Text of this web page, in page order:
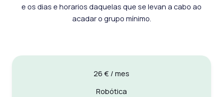
e os dias e horarios daquelas que se levan a cabo ao
acadar o grupo mínimo.
26 € / mes
Robótica